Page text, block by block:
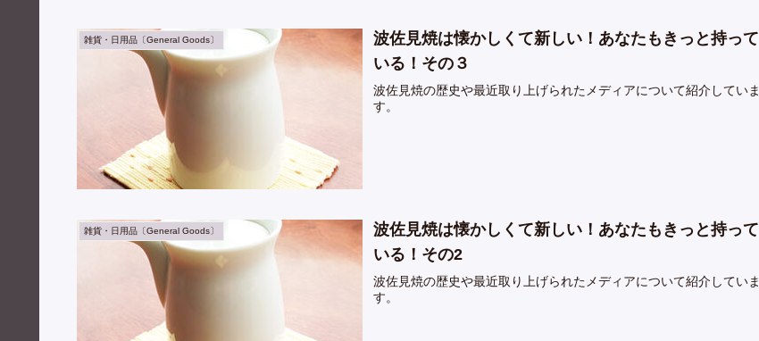
雑貨・日用品〔General Goods〕
波佐見焼は懐かしくて新しい！あなたもきっと持って
いる！その３
波佐見焼の歴史や最近取り上げられたメディアについて紹介していま
す。
雑貨・日用品〔General Goods〕
波佐見焼は懐かしくて新しい！あなたもきっと持って
いる！その2
波佐見焼の歴史や最近取り上げられたメディアについて紹介していま
す。